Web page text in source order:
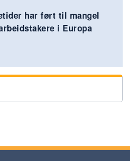
har ført til mangel
i Europa